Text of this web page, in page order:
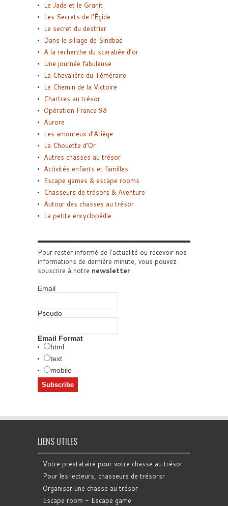
Le Jade et le Granit
Les Secrets de l’Égide
Le secret du destrier
Dans le sillage de Sindbad
A la recherche du scarabée d’or
Une journée fabuleuse
La Chevalière du Téméraire
Le Chemin de la Victoire
Chartres au trésor
Opération France 98
Aurore
Les amoureux d’Ariège
La Chouette d’Or
Autres chasses au trésor
Activités enfants et familles
Escape games & escape rooms
Chasseurs de trésors & Aventure
Autour des chasses au trésor
La petite encyclopédie
Pour rester informé de l'actualité ou recevoir nos
informations de dernière minute, vous pouvez
souscrire à notre newsletter.
Email
Pseudo
Email Format
html
text
mobile
LIENS UTILES
Votre prestataire pour votre chasse au trésor
Pour les lecteurs, chasseurs de trésorsr
Organiser une chasse au trésor
Escape room - Escape game